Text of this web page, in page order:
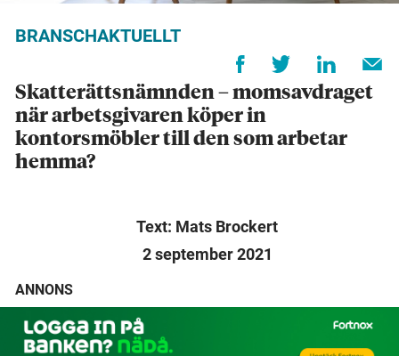
BRANSCHAKTUELLT
Skatterättsnämnden – momsavdraget
när arbetsgivaren köper in
kontorsmöbler till den som arbetar
hemma?
Text: Mats Brockert
2 september 2021
ANNONS